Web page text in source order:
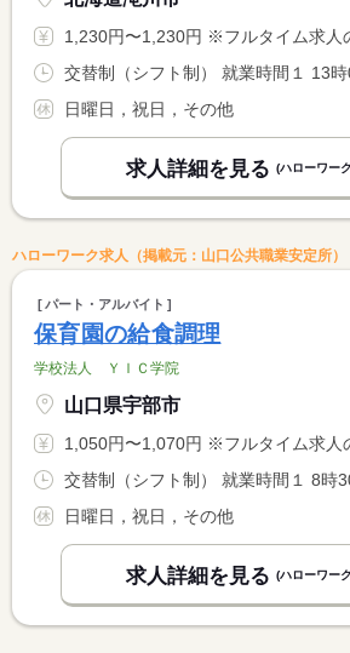
1,230円〜1,230円 ※フルタイム求人の場合は月額（換算額）、パート求人
日曜日，祝日，その他
求人詳細を見る (ハローワー
ハローワーク求人（掲載元：山口公共職業安定所）
パート・アルバイト
保育園の給食調理
学校法人 ＹＩＣ学院
山口県宇部市
1,050円〜1,070円 ※フルタイム求人の場合は月額（換算額）、パート求人
日曜日，祝日，その他
求人詳細を見る (ハローワー